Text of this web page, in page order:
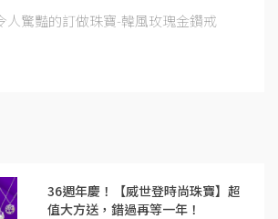
人驚豔的訂做珠寶-韓風玫瑰金鑽戒
36週年慶！【威世登時尚珠寶】超
值大方送，錯過再等一年！